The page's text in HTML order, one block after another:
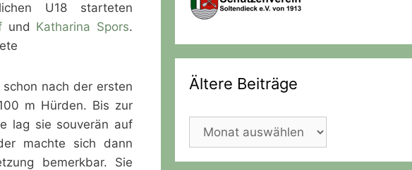
U18 starteten
und Katharina Spors.
nach der ersten
m Hürden. Bis zur
lag sie souverän auf
machte sich dann
bemerkbar. Sie
Ältere Beiträge
Ältere
Beiträge